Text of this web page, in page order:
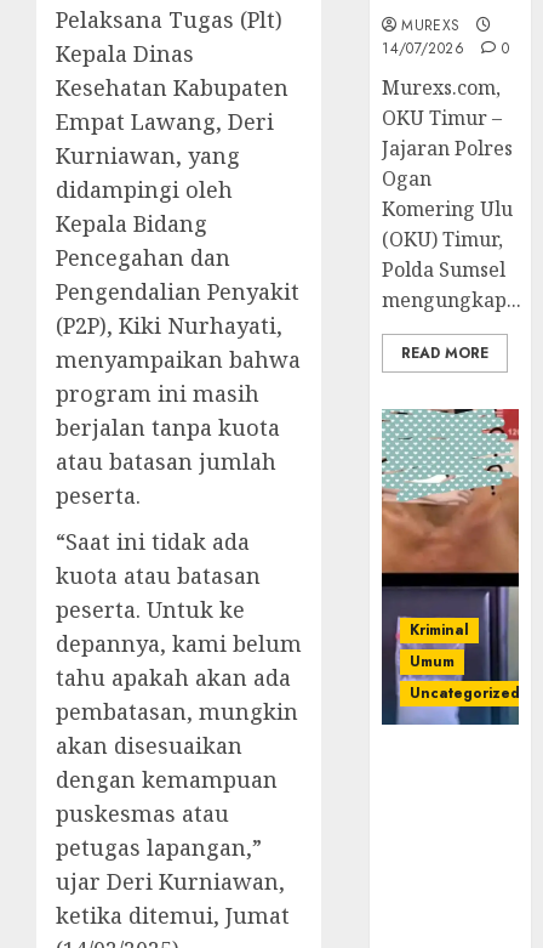
Pelaksana Tugas (Plt)
Kepala Dinas
Kesehatan Kabupaten
Empat Lawang, Deri
Kurniawan, yang
didampingi oleh
Kepala Bidang
Pencegahan dan
Pengendalian Penyakit
(P2P), Kiki Nurhayati,
menyampaikan bahwa
program ini masih
berjalan tanpa kuota
atau batasan jumlah
peserta.
“Saat ini tidak ada
kuota atau batasan
peserta. Untuk ke
depannya, kami belum
tahu apakah akan ada
pembatasan, mungkin
akan disesuaikan
dengan kemampuan
puskesmas atau
petugas lapangan,”
ujar Deri Kurniawan,
ketika ditemui, Jumat
MUREXS
14/07/2026
0
Murexs.com,
OKU Timur –
Jajaran Polres
Ogan
Komering Ulu
(OKU) Timur,
Polda Sumsel
mengungkap...
READ MORE
Kriminal
Umum
Uncategorized